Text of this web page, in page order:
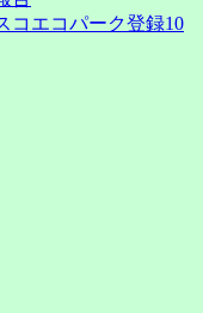
コエコパーク登録10